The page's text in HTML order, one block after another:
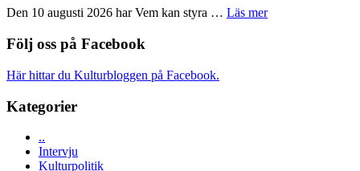
Edge
Den 10 augusti 2026 har Vem kan styra … Läs merom
Följ oss på Facebook
Här hittar du Kulturbloggen på Facebook.
Kategorier
..
Intervju
Kulturpolitik